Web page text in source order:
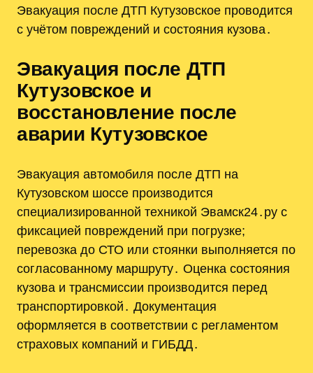
Эвакуация после ДТП Кутузовское проводится
с учётом повреждений и состояния кузова․
Эвакуация после ДТП
Кутузовское и
восстановление после
аварии Кутузовское
Эвакуация автомобиля после ДТП на
Кутузовском шоссе производится
специализированной техникой Эвамск24․ру с
фиксацией повреждений при погрузке;
перевозка до СТО или стоянки выполняется по
согласованному маршруту․ Оценка состояния
кузова и трансмиссии производится перед
транспортировкой․ Документация
оформляется в соответствии с регламентом
страховых компаний и ГИБДД․